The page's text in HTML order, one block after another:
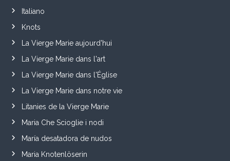
Italiano
Knots
La Vierge Marie aujourd'hui
La Vierge Marie dans l'art
La Vierge Marie dans l'Église
La Vierge Marie dans notre vie
Litanies de la Vierge Marie
Maria Che Scioglie i nodi
María desatadora de nudos
Maria Knotenlöserin